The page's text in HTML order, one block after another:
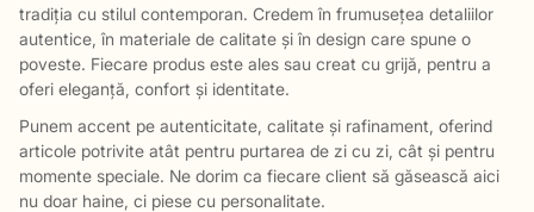
tradiția cu stilul contemporan. Credem în frumusețea detaliilor
autentice, în materiale de calitate și în design care spune o
poveste. Fiecare produs este ales sau creat cu grijă, pentru a
oferi eleganță, confort și identitate.
Punem accent pe autenticitate, calitate și rafinament, oferind
articole potrivite atât pentru purtarea de zi cu zi, cât și pentru
momente speciale. Ne dorim ca fiecare client să găsească aici
nu doar haine, ci piese cu personalitate.